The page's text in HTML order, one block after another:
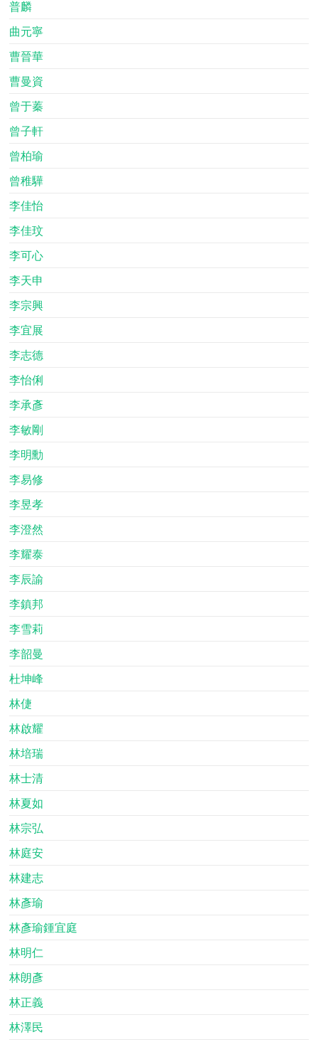
普麟
曲元寧
曹晉華
曹曼資
曾于蓁
曾子軒
曾柏瑜
曾稚驊
李佳怡
李佳玟
李可心
李天申
李宗興
李宜展
李志德
李怡俐
李承彥
李敏剛
李明勳
李易修
李昱孝
李澄然
李耀泰
李辰諭
李鎮邦
李雪莉
李韶曼
杜坤峰
林倢
林啟耀
林培瑞
林士清
林夏如
林宗弘
林庭安
林建志
林彥瑜
林彥瑜鍾宜庭
林明仁
林朗彥
林正義
林澤民